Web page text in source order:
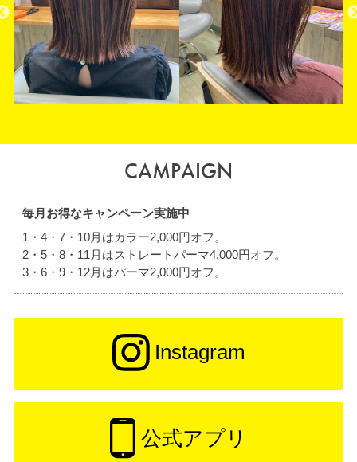
CAMPAIGN
毎月お得なキャンペーン実施中
1・4・7・10月はカラー2,000円オフ。
2・5・8・11月はストレートパーマ4,000円オフ。
3・6・9・12月はパーマ2,000円オフ。
Instagram
公式アプリ